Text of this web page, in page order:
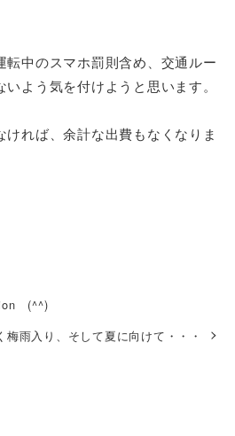
中のスマホ罰則含め、交通ルー
よう気を付けようと思います。
れば、余計な出費もなくなりま
(^^)
梅雨入り、そして夏に向けて・・・